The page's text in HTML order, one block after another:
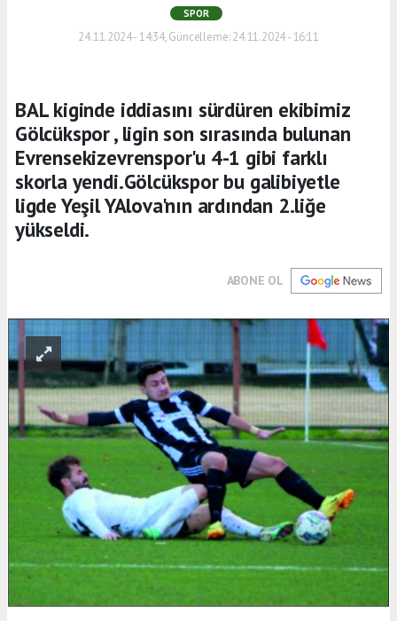
SPOR
24.11.2024 - 14:34, Güncelleme: 24.11.2024 - 16:11
BAL kiginde iddiasını sürdüren ekibimiz
Gölcükspor , ligin son sırasında bulunan
Evrensekizevrenspor'u 4-1 gibi farklı
skorla yendi.Gölcükspor bu galibiyetle
ligde Yeşil YAlova'nın ardından 2.liğe
yükseldi.
ABONE OL